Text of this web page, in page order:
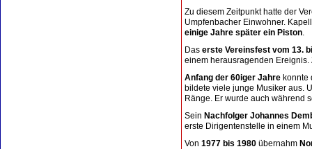
Zu diesem Zeitpunkt hatte der
Umpfenbacher Einwohner.
einige Jahre später ein Piston.
Das erste Vereinsfest vom 13.
einem herausragenden Ereignis.
Anfang der 60iger Jahre konnte
bildete viele junge Musiker aus.
Ränge. Er wurde auch während
Sein Nachfolger Johannes
erste Dirigentenstelle in einem
Von 1977 bis 1980 übernahm